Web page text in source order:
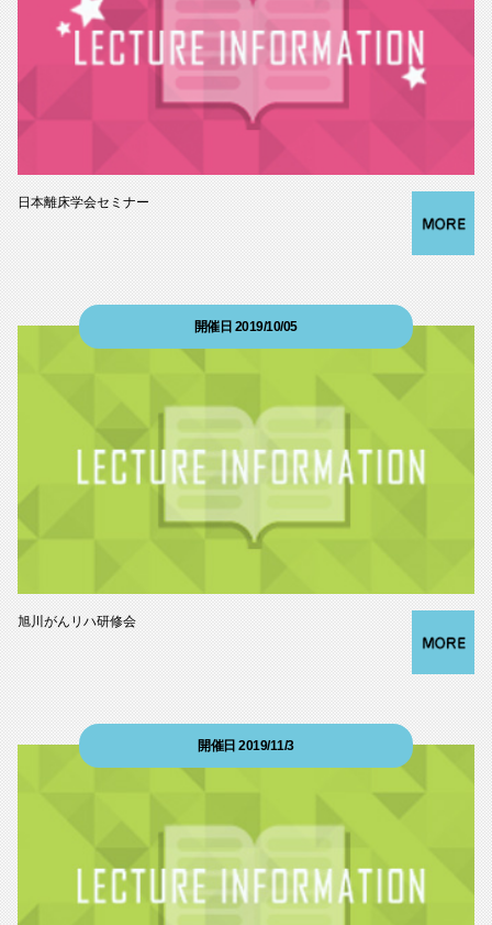
日本離床学会セミナー
開催日 2019/10/05
旭川がんリハ研修会
開催日 2019/11/3